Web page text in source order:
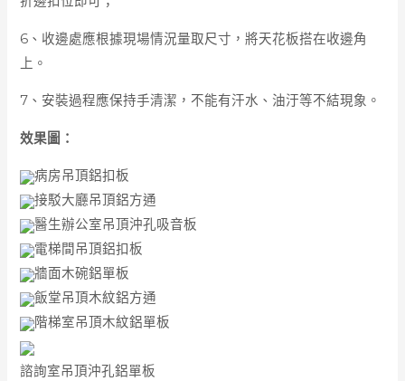
6、收邊處應根據現場情況量取尺寸，將天花板搭在收邊角
上。
7、安裝過程應保持手清潔，不能有汗水、油汙等不結現象。
效果圖：
病房吊頂鋁扣板
接駁大廳吊頂鋁方通
醫生辦公室吊頂沖孔吸音板
電梯間吊頂鋁扣板
牆面木碗鋁單板
飯堂吊頂木紋鋁方通
階梯室吊頂木紋鋁單板
諮詢室吊頂沖孔鋁單板